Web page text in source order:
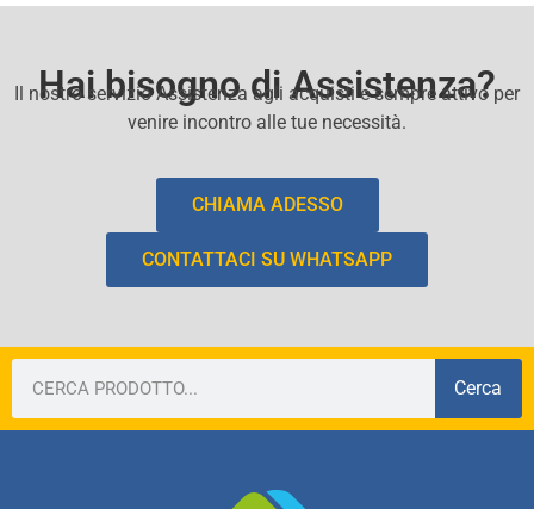
Hai bisogno di Assistenza?
Il nostro servizio Assistenza agli acquisti e sempre attivo per
venire incontro alle tue necessità.
CHIAMA ADESSO
CONTATTACI SU WHATSAPP
Cerca